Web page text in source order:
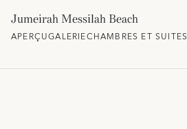
Jumeirah Messilah Beach
APERÇUGALERIECHAMBRES ET SUITES